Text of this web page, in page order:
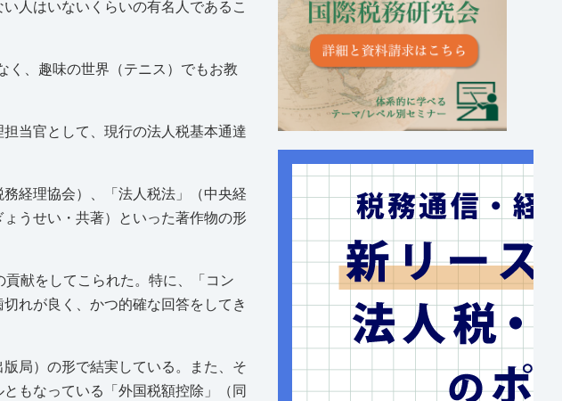
人はいないくらいの有名人であるこ
く、趣味の世界（テニス）でもお教
当官として、現行の法人税基本通達
経理協会）、「法人税法」（中央経
うせい・共著）といった著作物の形
献をしてこられた。特に、「コン
れが良く、かつ的確な回答をしてき
局）の形で結実している。また、そ
もなっている「外国税額控除」（同